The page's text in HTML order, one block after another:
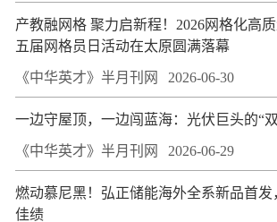
产教融网格 聚力启新程！2026网格化高
五届网格员日活动在太原圆满落幕
《中华英才》半月刊网 2026-06-30
一边守屋顶，一边闯蓝海：光伏巨头的“
《中华英才》半月刊网 2026-06-29
燃动慕尼黑！弘正储能海外全系新品首发
佳绩